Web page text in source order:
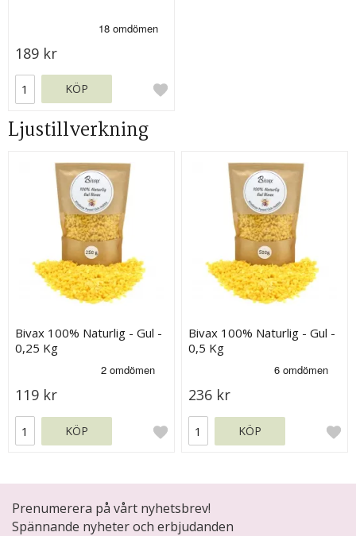
189 kr
KÖP
Ljustillverkning
Bivax 100% Naturlig - Gul -
0,25 Kg
119 kr
KÖP
Bivax 100% Naturlig - Gul -
0,5 Kg
236 kr
KÖP
Prenumerera på vårt nyhetsbrev!
Spännande nyheter och erbjudanden